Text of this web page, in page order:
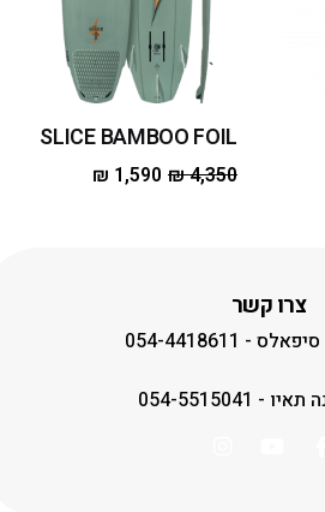
SLICE BAMBOO FOIL
₪4,350
₪ 1,590
צרו קשר
- 054-4418611
- 054-5515041